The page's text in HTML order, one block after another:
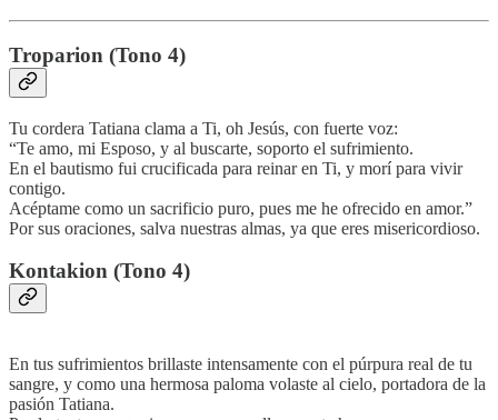
Troparion (Tono 4)
Tu cordera Tatiana clama a Ti, oh Jesús, con fuerte voz:
“Te amo, mi Esposo, y al buscarte, soporto el sufrimiento.
En el bautismo fui crucificada para reinar en Ti, y morí para vivir
contigo.
Acéptame como un sacrificio puro, pues me he ofrecido en amor.”
Por sus oraciones, salva nuestras almas, ya que eres misericordioso.
Kontakion (Tono 4)
En tus sufrimientos brillaste intensamente con el púrpura real de tu
sangre, y como una hermosa paloma volaste al cielo, portadora de la
pasión Tatiana.